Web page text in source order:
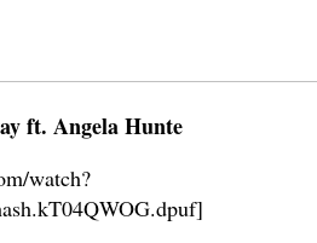
ft. Angela Hunte
watch?